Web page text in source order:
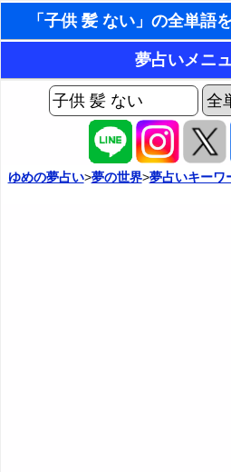
東洋・西洋
ホラリー占
手相占いで未
タロットカード
命名の姓
夢占いメニ
AIゆめの夢占いチャット
ヨセフの夢占い
夢占い掲示板
ゆめの夢占い>夢の世界>夢占いキーワ